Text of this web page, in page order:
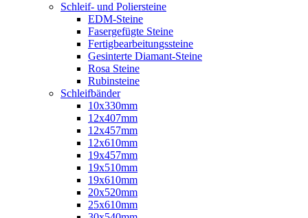
Schleif- und Poliersteine
EDM-Steine
Fasergefügte Steine
Fertigbearbeitungssteine
Gesinterte Diamant-Steine
Rosa Steine
Rubinsteine
Schleifbänder
10x330mm
12x407mm
12x457mm
12x610mm
19x457mm
19x510mm
19x610mm
20x520mm
25x610mm